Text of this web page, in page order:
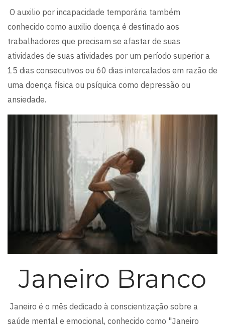
O auxilio por incapacidade temporária também
conhecido como auxilio doença é destinado aos
trabalhadores que precisam se afastar de suas
atividades de suas atividades por um período superior a
15 dias consecutivos ou 60 dias intercalados em razão de
uma doença física ou psíquica como depressão ou
ansiedade.
Janeiro Branco
Janeiro é o mês dedicado à conscientização sobre a
saúde mental e emocional, conhecido como "Janeiro